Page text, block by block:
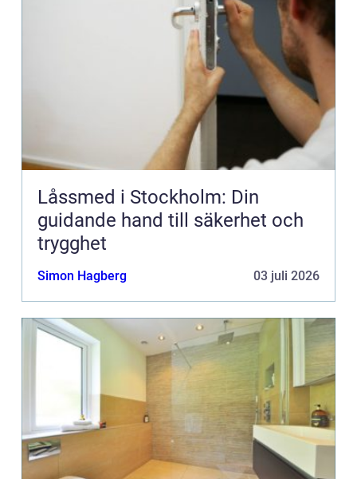
Låssmed i Stockholm: Din
guidande hand till säkerhet och
trygghet
Simon Hagberg 03 juli 2026